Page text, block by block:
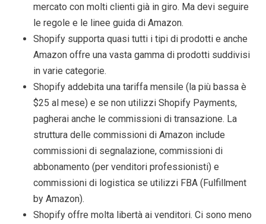
mercato con molti clienti già in giro. Ma devi seguire
le regole e le linee guida di Amazon.
Shopify supporta quasi tutti i tipi di prodotti e anche
Amazon offre una vasta gamma di prodotti suddivisi
in varie categorie.
Shopify addebita una tariffa mensile (la più bassa è
$25 al mese) e se non utilizzi Shopify Payments,
pagherai anche le commissioni di transazione. La
struttura delle commissioni di Amazon include
commissioni di segnalazione, commissioni di
abbonamento (per venditori professionisti) e
commissioni di logistica se utilizzi FBA (Fulfillment
by Amazon).
Shopify offre molta libertà ai venditori. Ci sono meno